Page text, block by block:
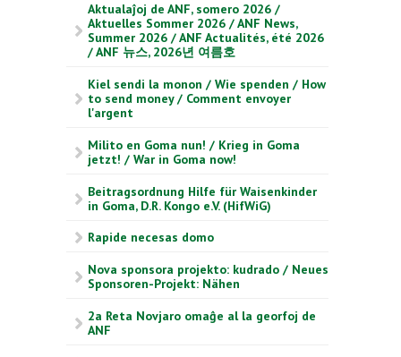
Aktualaĵoj de ANF, somero 2026 /
Aktuelles Sommer 2026 / ANF News,
Summer 2026 / ANF Actualités, été 2026
/ ANF 뉴스, 2026년 여름호
Kiel sendi la monon / Wie spenden / How
to send money / Comment envoyer
l'argent
Milito en Goma nun! / Krieg in Goma
jetzt! / War in Goma now!
Beitragsordnung Hilfe für Waisenkinder
in Goma, D.R. Kongo e.V. (HifWiG)
Rapide necesas domo
Nova sponsora projekto: kudrado / Neues
Sponsoren-Projekt: Nähen
2a Reta Novjaro omaĝe al la georfoj de
ANF